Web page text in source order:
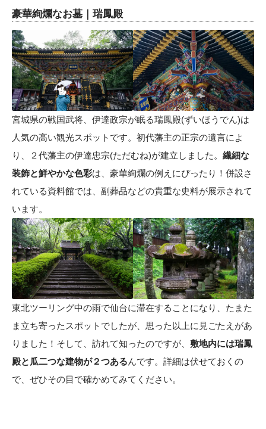
豪華絢爛なお墓｜瑞鳳殿
宮城県の戦国武将、伊達政宗が眠る瑞鳳殿(ずいほうでん)は
人気の高い観光スポットです。初代藩主の正宗の遺言によ
り、２代藩主の伊達忠宗(ただむね)が建立しました。 繊細な
装飾と鮮やかな色彩は、豪華絢爛の例えにぴったり！併設さ
れている資料館では、副葬品などの貴重な史料が展示されて
います。
東北ツーリング中の雨で仙台に滞在することになり、たまた
ま立ち寄ったスポットでしたが、思った以上に見ごたえがあ
りました！そして、訪れて知ったのですが、 敷地内には瑞鳳
殿と瓜二つな建物が２つあるんです。詳細は伏せておくの
で、ぜひその目で確かめてみてください。